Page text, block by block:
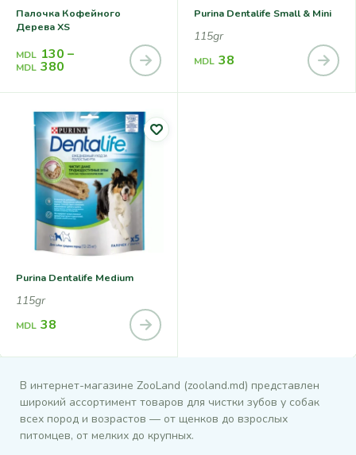
Палочка Кофейного
Дерева XS
MDL 130 –
MDL 380
Purina Dentalife Small & Mini
115gr
MDL 38
Purina Dentalife Medium
115gr
MDL 38
В интернет-магазине ZooLand (zooland.md) представлен
широкий ассортимент товаров для чистки зубов у собак
всех пород и возрастов — от щенков до взрослых
питомцев, от мелких до крупных.